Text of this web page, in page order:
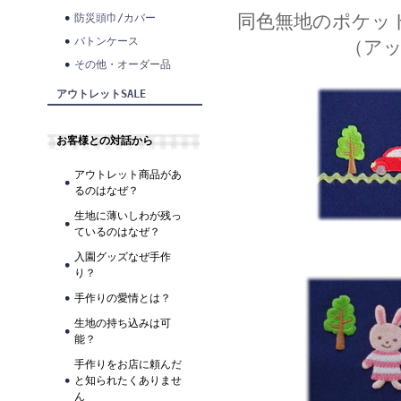
防災頭巾/カバー
バトンケース
その他・オーダー品
アウトレットSALE
お客様との対話から
アウトレット商品があ
るのはなぜ？
生地に薄いしわが残っ
ているのはなぜ？
入園グッズなぜ手作
り？
手作りの愛情とは？
生地の持ち込みは可
能？
手作りをお店に頼んだ
と知られたくありませ
ん
同色無地のポケ
（ア